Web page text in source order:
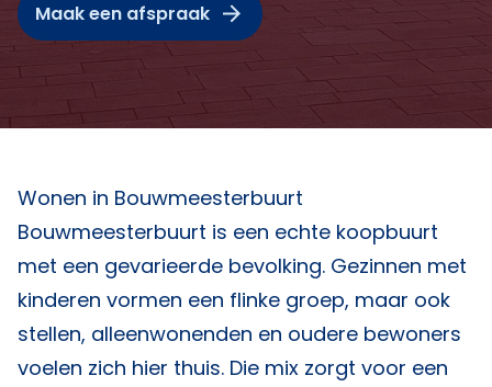
Maak een afspraak
Wonen in Bouwmeesterbuurt
Bouwmeesterbuurt is een echte koopbuurt
met een gevarieerde bevolking. Gezinnen met
kinderen vormen een flinke groep, maar ook
stellen, alleenwonenden en oudere bewoners
voelen zich hier thuis. Die mix zorgt voor een